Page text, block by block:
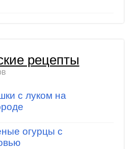
рецепты
с луком на
огурцы с